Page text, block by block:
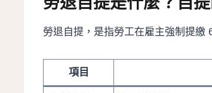
勞退自提，是指勞工在雇主強制提繳
項目